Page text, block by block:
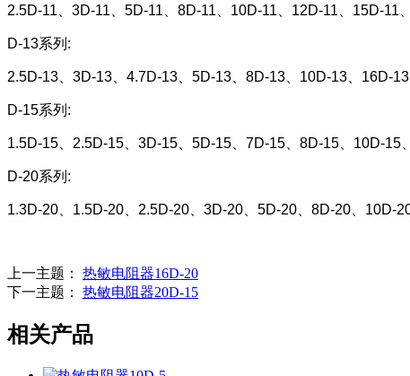
2.5D-11、3D-11、5D-11、8D-11、10D-11、12D-11、15D-
D-13系列:
2.5D-13、3D-13、4.7D-13、5D-13、8D-13、10D-13、16D-
D-15系列:
1.5D-15、2.5D-15、3D-15、5D-15、7D-15、8D-15、10D-
D-20系列:
1.3D-20、1.5D-20、2.5D-20、3D-20、5D-20、8D-20、10D-
上一主题： 热敏电阻器16D-20
下一主题： 热敏电阻器20D-15
相关产品